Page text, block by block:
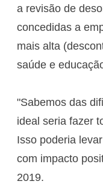
a revisão de
concedidas a
mais alta
saúde e
"Sabemos das
ideal seria fazer
Isso poderia
com impacto
2019.